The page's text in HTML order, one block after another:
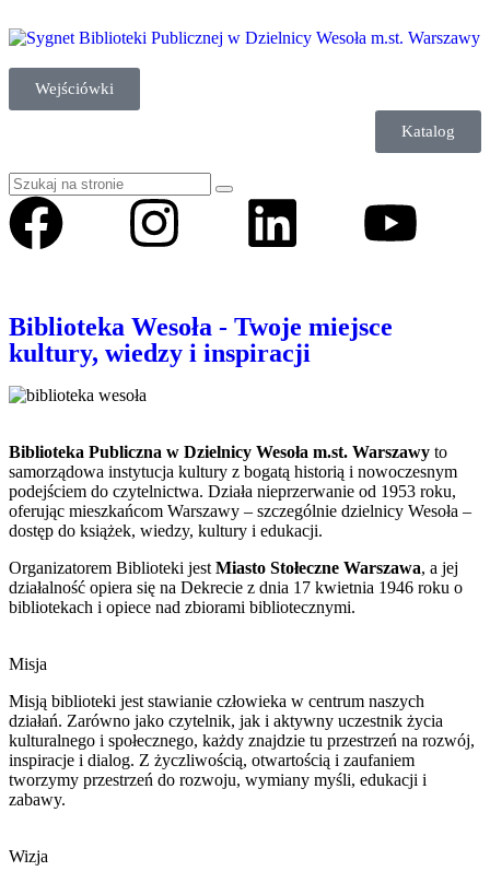
Wejściówki
Katalog
Biblioteka Wesoła - Twoje miejsce
kultury, wiedzy i inspiracji
Biblioteka Publiczna w Dzielnicy Wesoła m.st. Warszawy to
samorządowa instytucja kultury z bogatą historią i nowoczesnym
podejściem do czytelnictwa. Działa nieprzerwanie od 1953 roku,
oferując mieszkańcom Warszawy – szczególnie dzielnicy Wesoła –
dostęp do książek, wiedzy, kultury i edukacji.
Organizatorem Biblioteki jest Miasto Stołeczne Warszawa, a jej
działalność opiera się na Dekrecie z dnia 17 kwietnia 1946 roku o
bibliotekach i opiece nad zbiorami bibliotecznymi.
Misja
Misją biblioteki jest stawianie człowieka w centrum naszych
działań. Zarówno jako czytelnik, jak i aktywny uczestnik życia
kulturalnego i społecznego, każdy znajdzie tu przestrzeń na rozwój,
inspiracje i dialog. Z życzliwością, otwartością i zaufaniem
tworzymy przestrzeń do rozwoju, wymiany myśli, edukacji i
zabawy.
Wizja